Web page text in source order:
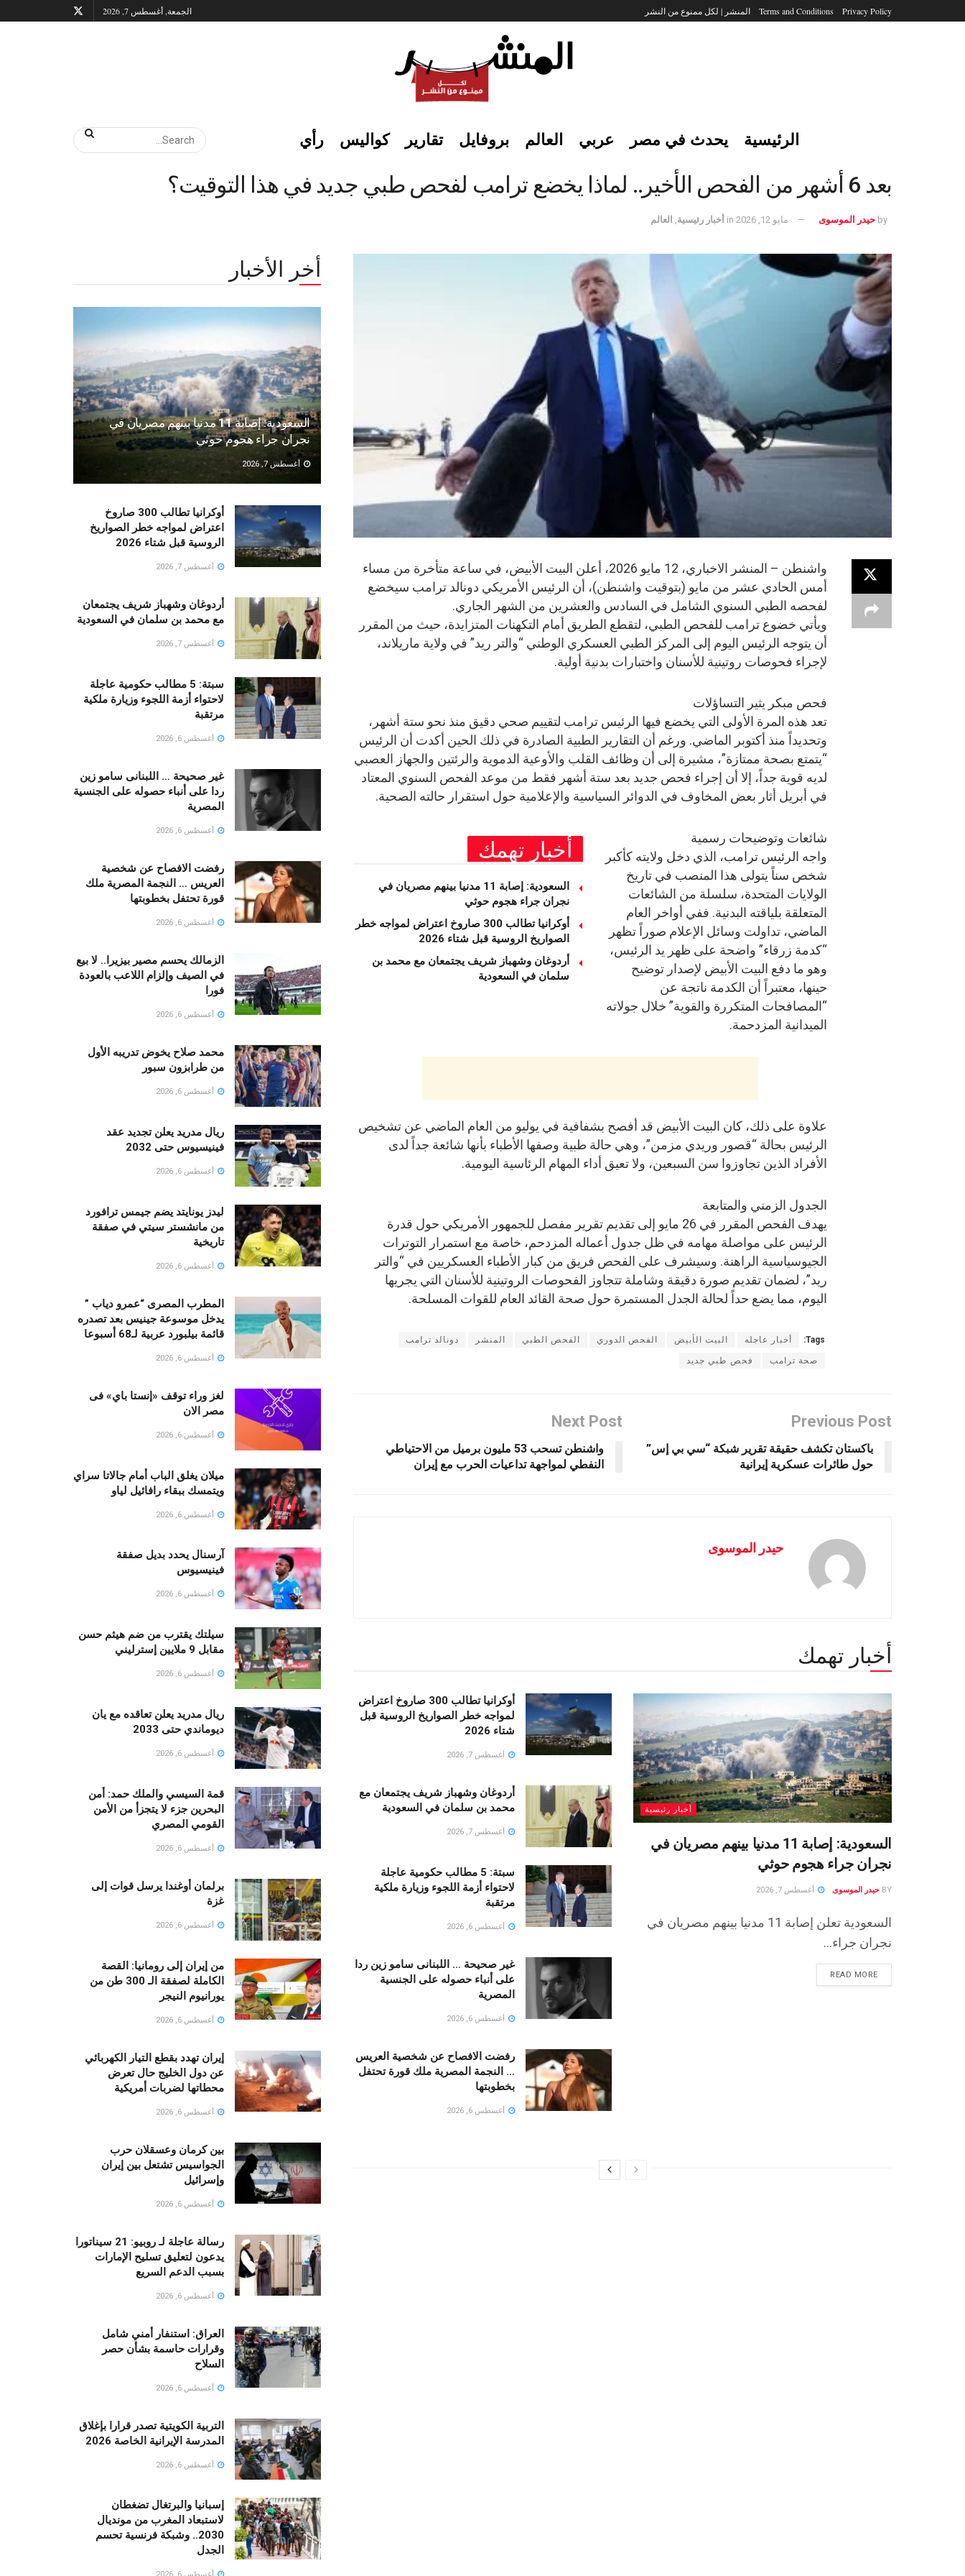
Privacy Policy
Terms and Conditions المنشر | لكل ممنوع من النشر الجمعة, أغسطس 7, 2026
الرئيسية يحدث في مصر عربي العالم بروفايل تقارير كواليس رأي
بعد 6 أشهر من الفحص الأخير.. لماذا يخضع ترامب لفحص طبي جديد في هذا التوقيت؟
by حيدر الموسوى مايو 12, 2026 in أخبار رئيسية العالم
واشنطن – المنشر الاخباري، 12 مايو 2026، أعلن البيت الأبيض، في ساعة متأخرة من مساء
أمس الحادي عشر من مايو (بتوقيت واشنطن)، أن الرئيس الأمريكي دونالد ترامب سيخضع
لفحصه الطبي السنوي الشامل في السادس والعشرين من الشهر الجاري.
ويأتي خضوع ترامب للفحص الطبي، لتقطع الطريق أمام التكهنات المتزايدة، حيث من المقرر
أن يتوجه الرئيس اليوم إلى المركز الطبي العسكري الوطني “والتر ريد” في ولاية ماريلاند،
لإجراء فحوصات روتينية للأسنان واختبارات بدنية أولية.
فحص مبكر يثير التساؤلات
تعد هذه المرة الأولى التي يخضع فيها الرئيس ترامب لتقييم صحي دقيق منذ نحو ستة أشهر،
وتحديداً منذ أكتوبر الماضي. ورغم أن التقارير الطبية الصادرة في ذلك الحين أكدت أن الرئيس
“يتمتع بصحة ممتازة”، مشيرة إلى أن وظائف القلب والأوعية الدموية والرئتين والجهاز العصبي
لديه قوية جداً، إلا أن إجراء فحص جديد بعد ستة أشهر فقط من موعد الفحص السنوي المعتاد
في أبريل أثار بعض المخاوف في الدوائر السياسية والإعلامية حول استقرار حالته الصحية.
أخبار تهمك
السعودية: إصابة 11 مدنيا بينهم مصريان في
نجران جراء هجوم حوثي
أوكرانيا تطالب 300 صاروخ اعتراض لمواجه خطر
الصواريخ الروسية قبل شتاء 2026
أردوغان وشهباز شريف يجتمعان مع محمد بن
سلمان في السعودية
شائعات وتوضيحات رسمية
واجه الرئيس ترامب، الذي دخل ولايته كأكبر
شخص سناً يتولى هذا المنصب في تاريخ
الولايات المتحدة، سلسلة من الشائعات
المتعلقة بلياقته البدنية. ففي أواخر العام
الماضي، تداولت وسائل الإعلام صوراً تظهر
“كدمة زرقاء” واضحة على ظهر يد الرئيس،
وهو ما دفع البيت الأبيض لإصدار توضيح
حينها، معتبراً أن الكدمة ناتجة عن
“المصافحات المتكررة والقوية” خلال جولاته
الميدانية المزدحمة.
علاوة على ذلك، كان البيت الأبيض قد أفصح بشفافية في يوليو من العام الماضي عن تشخيص
الرئيس بحالة “قصور وريدي مزمن”، وهي حالة طبية وصفها الأطباء بأنها شائعة جداً لدى
الأفراد الذين تجاوزوا سن السبعين، ولا تعيق أداء المهام الرئاسية اليومية.
الجدول الزمني والمتابعة
يهدف الفحص المقرر في 26 مايو إلى تقديم تقرير مفصل للجمهور الأمريكي حول قدرة
الرئيس على مواصلة مهامه في ظل جدول أعماله المزدحم، خاصة مع استمرار التوترات
الجيوسياسية الراهنة. وسيشرف على الفحص فريق من كبار الأطباء العسكريين في “والتر
ريد”، لضمان تقديم صورة دقيقة وشاملة تتجاوز الفحوصات الروتينية للأسنان التي يجريها
اليوم، مما يضع حداً لحالة الجدل المستمرة حول صحة القائد العام للقوات المسلحة.
Tags: أخبار عاجله البيت الأبيض الفحص الدوري الفحص الطبي المنشر دونالد ترامب
صحة ترامب فحص طبي جديد
Previous Post
باكستان تكشف حقيقة تقرير شبكة “سي بي إس”
حول طائرات عسكرية إيرانية
Next Post
واشنطن تسحب 53 مليون برميل من الاحتياطي
النفطي لمواجهة تداعيات الحرب مع إيران
حيدر الموسوى
أخبار تهمك
أخبار رئيسية
السعودية: إصابة 11 مدنيا بينهم مصريان في
نجران جراء هجوم حوثي
BY حيدر الموسوى أغسطس 7, 2026
السعودية تعلن إصابة 11 مدنيا بينهم مصريان في
نجران جراء...
READ MORE
أوكرانيا تطالب 300 صاروخ اعتراض
لمواجه خطر الصواريخ الروسية قبل
شتاء 2026
أغسطس 7, 2026
أردوغان وشهباز شريف يجتمعان مع
محمد بن سلمان في السعودية
أغسطس 7, 2026
سبتة: 5 مطالب حكومية عاجلة
لاحتواء أزمة اللجوء وزيارة ملكية
مرتقبة
أغسطس 6, 2026
غير صحيحة … اللبنانى سامو زين ردا
على أنباء حصوله على الجنسية
المصرية
أغسطس 6, 2026
رفضت الافصاح عن شخصية العريس
… النجمة المصرية ملك قورة تحتفل
بخطوبتها
أغسطس 6, 2026
أخر الأخبار
السعودية: إصابة 11 مدنيا بينهم مصريان في
نجران جراء هجوم حوثي
أغسطس 7, 2026
أوكرانيا تطالب 300 صاروخ
اعتراض لمواجه خطر الصواريخ
الروسية قبل شتاء 2026
أغسطس 7, 2026
أردوغان وشهباز شريف يجتمعان
مع محمد بن سلمان في السعودية
أغسطس 7, 2026
سبتة: 5 مطالب حكومية عاجلة
لاحتواء أزمة اللجوء وزيارة ملكية
مرتقبة
أغسطس 6, 2026
غير صحيحة … اللبنانى سامو زين
ردا على أنباء حصوله على الجنسية
المصرية
أغسطس 6, 2026
رفضت الافصاح عن شخصية
العريس … النجمة المصرية ملك
قورة تحتفل بخطوبتها
أغسطس 6, 2026
الزمالك يحسم مصير بيزيرا.. لا بيع
في الصيف وإلزام اللاعب بالعودة
فورا
أغسطس 6, 2026
محمد صلاح يخوض تدريبه الأول
من طرابزون سبور
أغسطس 6, 2026
ريال مدريد يعلن تجديد عقد
فينيسيوس حتى 2032
أغسطس 6, 2026
ليدز يونايتد يضم جيمس ترافورد
من مانشستر سيتي في صفقة
تاريخية
أغسطس 6, 2026
المطرب المصرى “عمرو دياب ”
يدخل موسوعة جينيس بعد تصدره
قائمة بيلبورد عربية لـ68 أسبوعا
أغسطس 6, 2026
لغز وراء توقف «إنستا باي» فى
مصر الان
أغسطس 6, 2026
ميلان يغلق الباب أمام جالاتا سراي
ويتمسك ببقاء رافائيل لياو
أغسطس 6, 2026
آرسنال يحدد بديل صفقة
فينيسيوس
أغسطس 6, 2026
سيلتك يقترب من ضم هيثم حسن
مقابل 9 ملايين إسترليني
أغسطس 6, 2026
ريال مدريد يعلن تعاقده مع يان
ديوماندي حتى 2033
أغسطس 6, 2026
قمة السيسي والملك حمد: أمن
البحرين جزء لا يتجزأ من الأمن
القومي المصري
أغسطس 6, 2026
برلمان أوغندا يرسل قوات إلى
غزة
أغسطس 6, 2026
من إيران إلى رومانيا: القصة
الكاملة لصفقة الـ 300 طن من
يورانيوم النيجر
أغسطس 6, 2026
إيران تهدد بقطع التيار الكهربائي
عن دول الخليج حال تعرض
محطاتها لضربات أمريكية
أغسطس 6, 2026
بين كرمان وعسقلان حرب
الجواسيس تشتعل بين إيران
وإسرائيل
أغسطس 6, 2026
رسالة عاجلة لـ روبيو: 21 سيناتورا
يدعون لتعليق تسليح الإمارات
بسبب الدعم السريع
أغسطس 6, 2026
العراق: استنفار أمني شامل
وقرارات حاسمة بشأن حصر
السلاح
أغسطس 6, 2026
التربية الكويتية تصدر قرارا بإغلاق
المدرسة الإيرانية الخاصة 2026
أغسطس 6, 2026
إسبانيا والبرتغال تضغطان
لاستبعاد المغرب من مونديال
2030.. وشبكة فرنسية تحسم
الجدل